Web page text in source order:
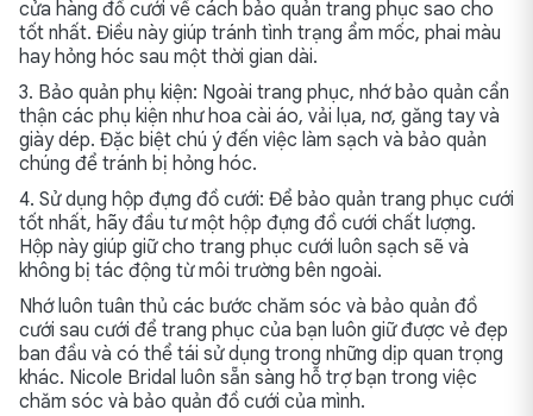
cửa hàng đồ cưới về cách bảo quản trang phục sao cho
tốt nhất. Điều này giúp tránh tình trạng ẩm mốc, phai màu
hay hỏng hóc sau một thời gian dài.
3. Bảo quản phụ kiện: Ngoài trang phục, nhớ bảo quản cẩn
thận các phụ kiện như hoa cài áo, vải lụa, nơ, găng tay và
giày dép. Đặc biệt chú ý đến việc làm sạch và bảo quản
chúng để tránh bị hỏng hóc.
4. Sử dụng hộp đựng đồ cưới: Để bảo quản trang phục cưới
tốt nhất, hãy đầu tư một hộp đựng đồ cưới chất lượng.
Hộp này giúp giữ cho trang phục cưới luôn sạch sẽ và
không bị tác động từ môi trường bên ngoài.
Nhớ luôn tuân thủ các bước chăm sóc và bảo quản đồ
cưới sau cưới để trang phục của bạn luôn giữ được vẻ đẹp
ban đầu và có thể tái sử dụng trong những dịp quan trọng
khác. Nicole Bridal luôn sẵn sàng hỗ trợ bạn trong việc
chăm sóc và bảo quản đồ cưới của mình.